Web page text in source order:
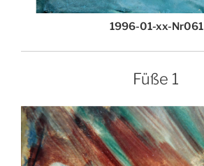
1996-01-xx-Nr061
Füße 1